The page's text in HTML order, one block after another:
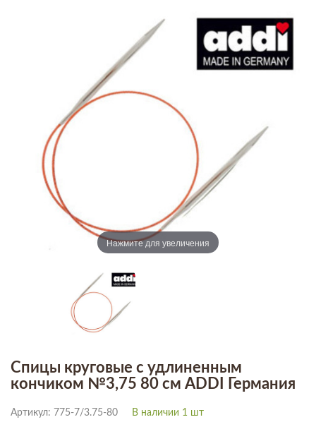
Нажмите для увеличения
Спицы круговые с удлиненным
кончиком №3,75 80 см ADDI Германия
Артикул: 775-7/3.75-80 В наличии 1 шт